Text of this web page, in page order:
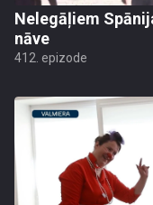
Nelegāļiem
nāve
412. epizode